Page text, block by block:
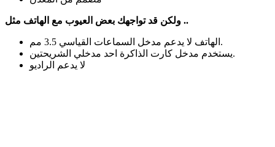
ولكن قد تواجهك بعض العيوب مع الهاتف مثل ..
الهاتف لا يدعم مدخل السماعات القياسي 3.5 مم.
يستخدم مدخل كارت الذاكرة احد مدخلي الشريحتين.
لا يدعم الراديو